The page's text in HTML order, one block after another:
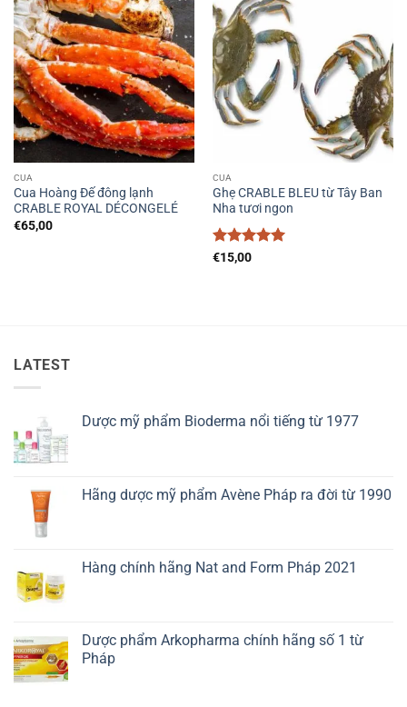
CUA
Cua Hoàng Đế đông lạnh
CRABLE ROYAL DÉCONGELÉ
€65,00
CUA
Ghẹ CRABLE BLEU từ Tây Ban
Nha tươi ngon
Được xếp
€15,00
LATEST
Dược mỹ phẩm Bioderma nổi tiếng từ 1977
Hãng dược mỹ phẩm Avène Pháp ra đời từ 1990
Hàng chính hãng Nat and Form Pháp 2021
Dược phẩm Arkopharma chính hãng số 1 từ
Pháp